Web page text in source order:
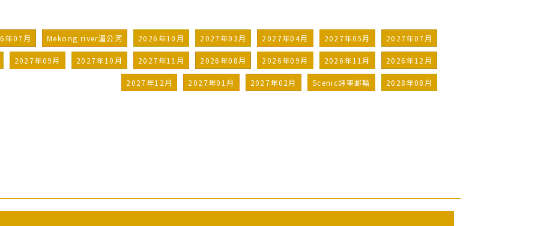
年07月 Mekong river湄公河 2026年10月 2027年03月 2027年04月 2027年05月 2027年07月
2027年09月 2027年10月 2027年11月 2026年08月 2026年09月 2026年11月 2026年12月
2027年12月 2027年01月 2027年02月 Scenic詩寧郵輪 2028年08月